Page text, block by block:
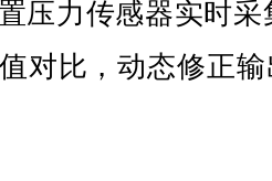
压力传感器实时
对比，动态修正